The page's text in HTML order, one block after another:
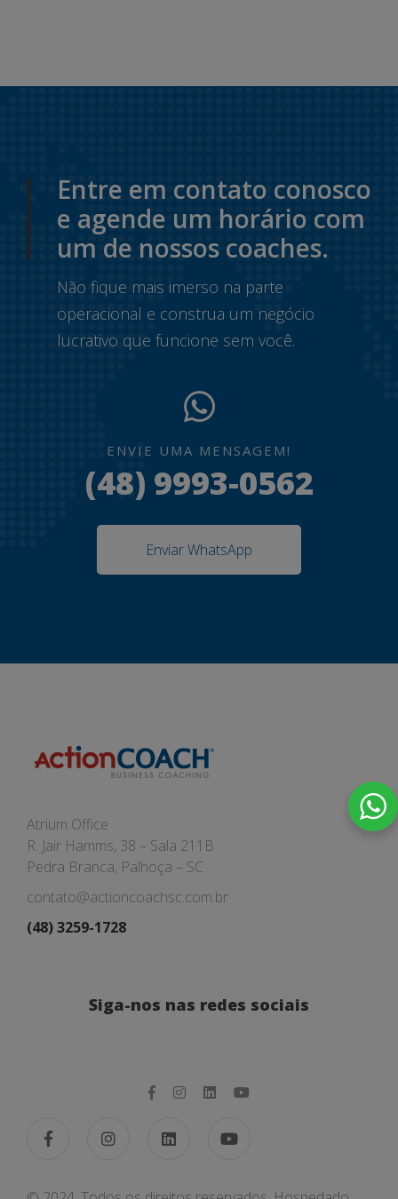
Entre em contato conosco
e agende um horário com
um de nossos coaches.
Não fique mais imerso na parte
operacional e construa um negócio
lucrativo que funcione sem você.
ENVIE UMA MENSAGEM!
(48) 9993-0562
Enviar WhatsApp
Atrium Office
R. Jair Hamms, 38 – Sala 211B
Pedra Branca, Palhoça – SC
contato@actioncoachsc.com.br
(48) 3259-1728
Siga-nos nas redes sociais